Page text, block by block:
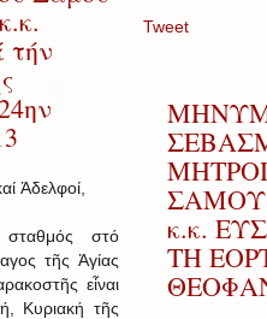
τήν
Ἀδελφοί,
στό
τῆς Ἁγίας
εἶναι
Κυριακή τῆς
Tweet
ΣΑΜΟΥ
κ.κ.
ΤΗ